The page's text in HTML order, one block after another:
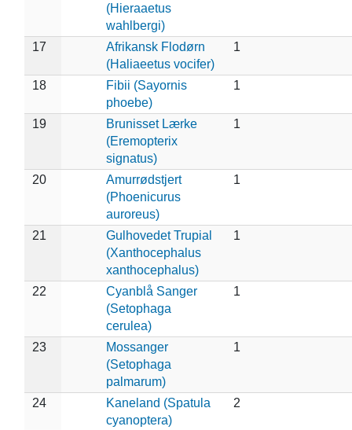
(Hieraaetus
wahlbergi)
17
Afrikansk Flodørn
(Haliaeetus vocifer)
1
18
Fibii (Sayornis
phoebe)
1
19
Brunisset Lærke
(Eremopterix
signatus)
1
20
Amurrødstjert
(Phoenicurus
auroreus)
1
21
Gulhovedet Trupial
(Xanthocephalus
xanthocephalus)
1
22
Cyanblå Sanger
(Setophaga
cerulea)
1
23
Mossanger
(Setophaga
palmarum)
1
24
Kaneland (Spatula
cyanoptera)
2